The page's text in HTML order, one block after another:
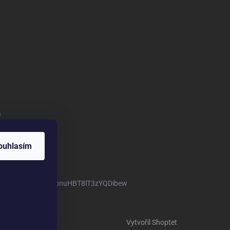
UCTIUvbnuHBT8lT3zYQDibew
Vytvořil Shoptet